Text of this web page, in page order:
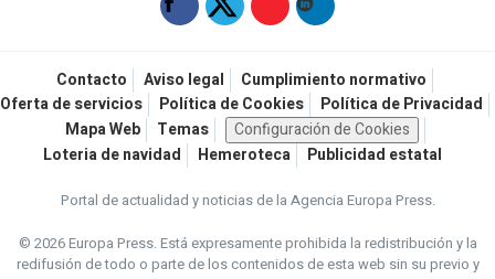
Contacto Aviso legal
Cumplimiento normativo
Oferta de servicios
Política de Cookies
Política de Privacidad
Mapa Web
Temas
Configuración de Cookies
Loteria de navidad
Hemeroteca Publicidad estatal
Portal de actualidad y noticias de la Agencia Europa Press.
© 2026 Europa Press.Está expresamente prohibida la redistribución y la
redifusión de todo o parte de los contenidos de esta web sin su previo y